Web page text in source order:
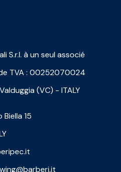
S.r.l. à un seul associé
TVA : 00252070024
(VC) - ITALY
15